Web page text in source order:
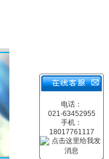
电话：
021-63452955
手机：
18017761117